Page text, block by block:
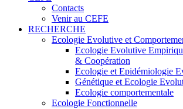
Contacts
Venir au CEFE
RECHERCHE
Ecologie Evolutive et
Ecologie Evolutive
& Coopération
Ecologie et Epidémiologie
Génétique et Ecologie
Ecologie comportementale
Ecologie Fonctionnelle